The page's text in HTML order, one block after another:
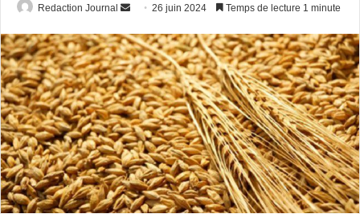
Redaction Journal
Envoyer
courriel
26 juin 2024 Temps de lecture 1 minute